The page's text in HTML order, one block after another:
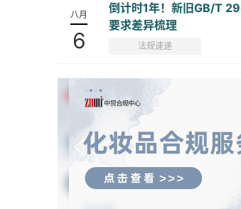
八月
6
倒计时1年！新旧GB/T
要求差异梳理
法规速递